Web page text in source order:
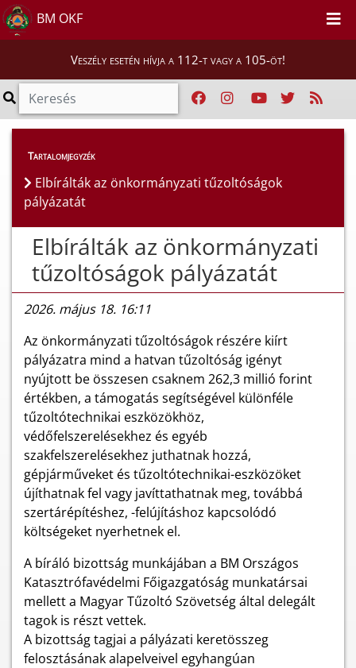
BM OKF
Veszély esetén hívja a 112-t vagy a 105-öt!
Híreink > Hírek
Tartalomjegyzék
Elbírálták az önkormányzati tűzoltóságok
pályázatát
Elbírálták az önkormányzati
tűzoltóságok pályázatát
2026. május 18. 16:11
Az önkormányzati tűzoltóságok részére kiírt
pályázatra mind a hatvan tűzoltóság igényt
nyújtott be összesen csaknem 262,3 millió forint
értékben, a támogatás segítségével különféle
tűzoltótechnikai eszközökhöz,
védőfelszerelésekhez és egyéb
szakfelszerelésekhez juthatnak hozzá,
gépjárműveket és tűzoltótechnikai-eszközöket
újíthatnak fel vagy javíttathatnak meg, továbbá
szertárépítéshez, -felújításhoz kapcsolódó
költségeket nyerhetnek el.
A bíráló bizottság munkájában a BM Országos
Katasztrófavédelmi Főigazgatóság munkatársai
mellett a Magyar Tűzoltó Szövetség által delegált
tagok is részt vettek.
A bizottság tagjai a pályázati keretösszeg
felosztásának alapelveivel egyhangúan